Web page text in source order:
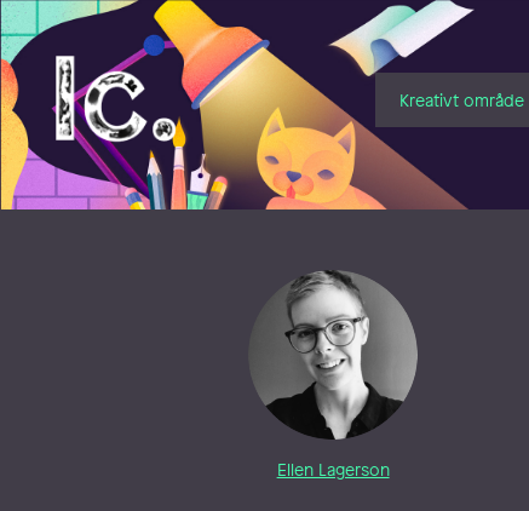
Illustratörcentrum
Kreativt område
Ellen Lagerson